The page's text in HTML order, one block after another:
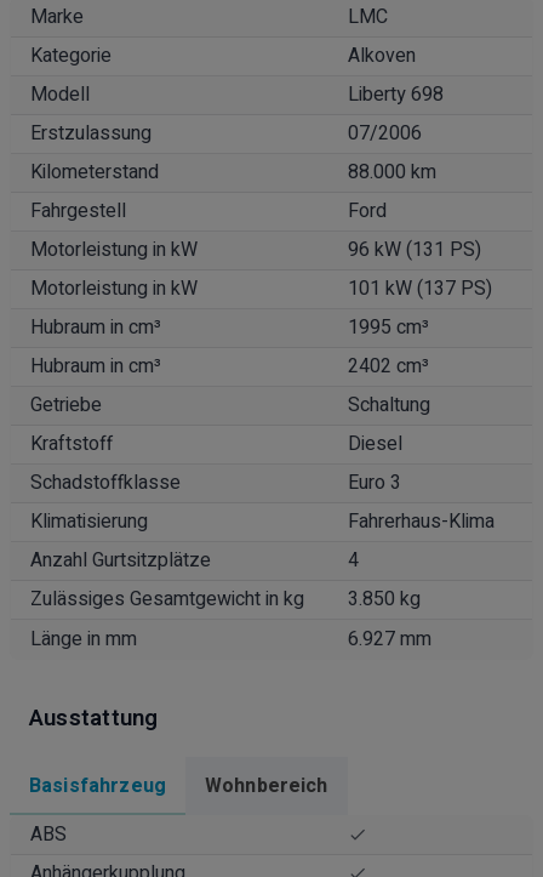
Marke
LMC
Kategorie
Alkoven
Modell
Liberty 698
Erstzulassung
07/2006
Kilometerstand
88.000 km
Fahrgestell
Ford
Motorleistung in kW
96 kW (131 PS)
Motorleistung in kW
101 kW (137 PS)
Hubraum in cm³
1995 cm³
Hubraum in cm³
2402 cm³
Getriebe
Schaltung
Kraftstoff
Diesel
Schadstoffklasse
Euro 3
Klimatisierung
Fahrerhaus-Klima
Anzahl Gurtsitzplätze
4
Zulässiges Gesamtgewicht in kg
3.850 kg
Länge in mm
6.927 mm
Ausstattung
Basisfahrzeug
Wohnbereich
ABS